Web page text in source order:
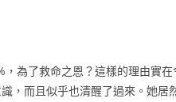
為了救命之恩？這樣的理由實
，而且似乎也清醒了過來。她居